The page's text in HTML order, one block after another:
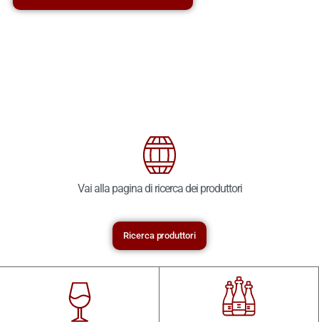
Vai alla pagina di ricerca dei produttori
Ricerca produttori